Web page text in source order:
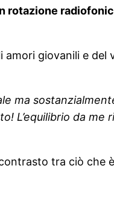
amori giovanili e
ma
L’equilibrio da
tra ciò che